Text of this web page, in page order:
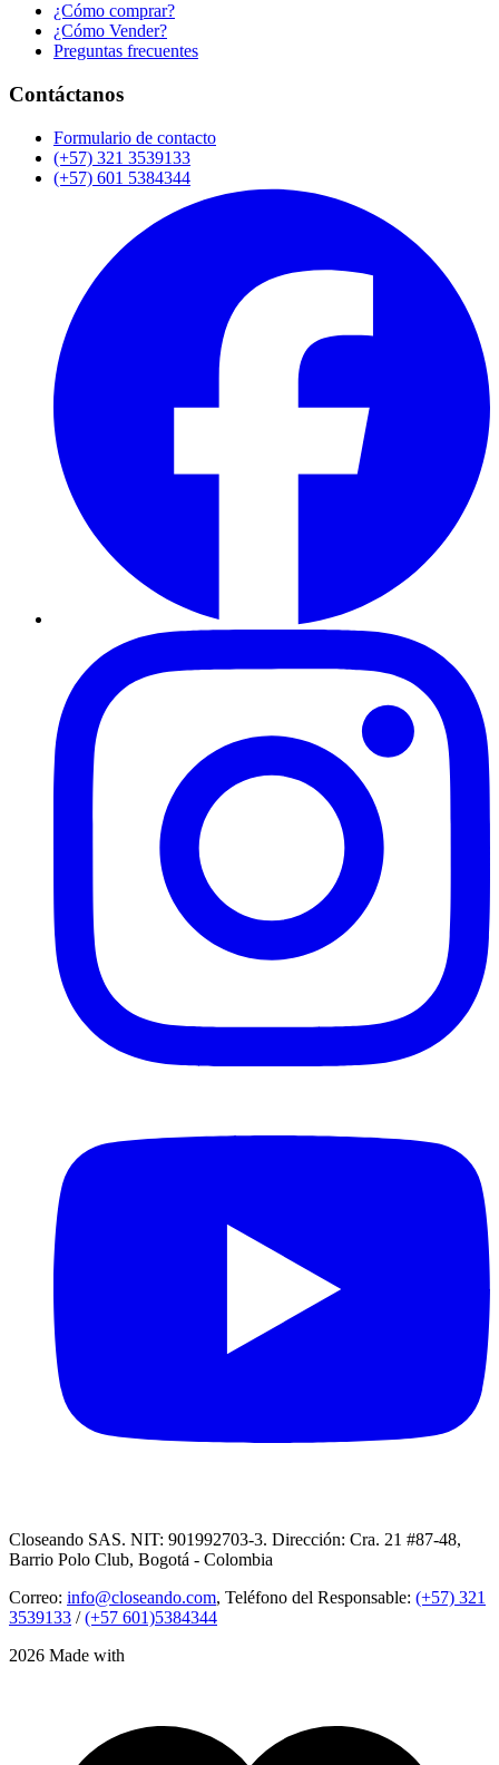
¿Cómo comprar?
¿Cómo Vender?
Preguntas frecuentes
Contáctanos
Formulario de contacto
(+57) 321 3539133
(+57) 601 5384344
Closeando SAS. NIT: 901992703-3. Dirección: Cra. 21 #87-48,
Barrio Polo Club, Bogotá - Colombia
Correo: info@closeando.com, Teléfono del Responsable: (+57) 321
3539133 /(+57 601)5384344
2026 Made with